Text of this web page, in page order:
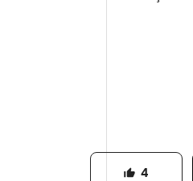
4